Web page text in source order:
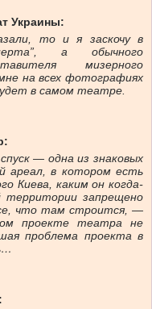
Украины:
то и я заскочу в
а обычного
мизерного
на всех фотографиях
в самом театре.
— одна из знаковых
ареал, в котором есть
Киева, каким он когда-
территории запрещено
что там строится, —
проекте театра не
проблема проекта в